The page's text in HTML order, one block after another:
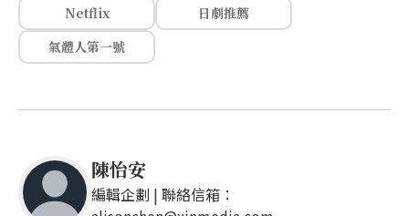
Netflix
日劇推薦
氣體人第一號
陳怡安
編輯企劃 | 聯絡信箱：